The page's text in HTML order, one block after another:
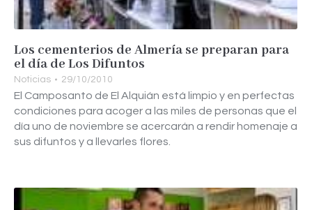
Los cementerios de Almería se preparan para
el día de Los Difuntos
Noticias 29/10/2010
El Camposanto de El Alquián está limpio y en perfectas
condiciones para acoger a las miles de personas que el
día uno de noviembre se acercarán a rendir homenaje a
sus difuntos y a llevarles flores.